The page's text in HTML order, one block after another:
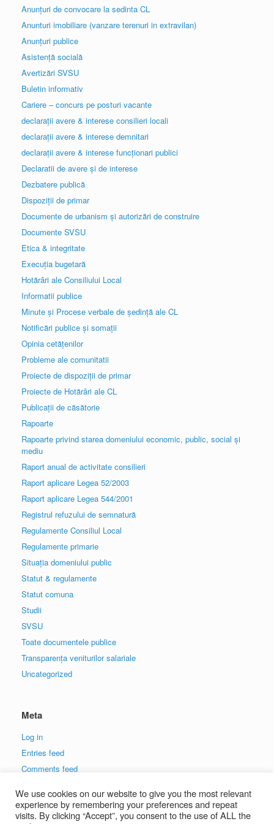
Anunțuri de convocare la sedinta CL
Anunturi imobiliare (vanzare terenuri in extravilan)
Anunțuri publice
Asistență socială
Avertizări SVSU
Buletin informativ
Cariere – concurs pe posturi vacante
declarații avere & interese consilieri locali
declarații avere & interese demnitari
declarații avere & interese funcționari publici
Declaratii de avere și de interese
Dezbatere publică
Dispoziții de primar
Documente de urbanism și autorizări de construire
Documente SVSU
Etica & integritate
Execuția bugetară
Hotărâri ale Consiliului Local
Informatii publice
Minute și Procese verbale de ședință ale CL
Notificări publice și somații
Opinia cetățenilor
Probleme ale comunitatii
Proiecte de dispoziții de primar
Proiecte de Hotărâri ale CL
Publicații de căsătorie
Rapoarte
Rapoarte privind starea domeniului economic, public, social și
mediu
Raport anual de activitate consilieri
Raport aplicare Legea 52/2003
Raport aplicare Legea 544/2001
Registrul refuzului de semnatură
Regulamente Consiliul Local
Regulamente primarie
Situația domeniului public
Statut & regulamente
Statut comuna
Studii
SVSU
Toate documentele publice
Transparența veniturilor salariale
Uncategorized
Meta
Log in
Entries feed
Comments feed
We use cookies on our website to give you the most relevant
experience by remembering your preferences and repeat
visits. By clicking “Accept”, you consent to the use of ALL the